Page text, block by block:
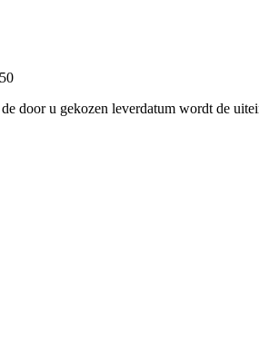
door u gekozen leverdatum wordt de